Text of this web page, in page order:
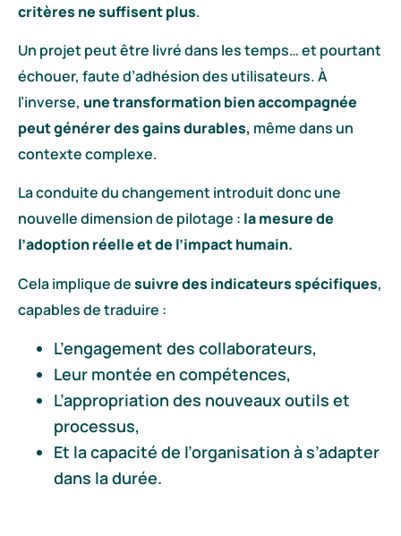
critères ne suffisent plus.
Un projet peut être livré dans les temps… et pourtant
échouer, faute d’adhésion des utilisateurs. À
l’inverse, une transformation bien accompagnée
peut générer des gains durables, même dans un
contexte complexe.
La conduite du changement introduit donc une
nouvelle dimension de pilotage : la mesure de
l’adoption réelle et de l’impact humain.
Cela implique desuivre des indicateurs spécifiques,
capables de traduire :
L’engagement des collaborateurs,
Leur montée en compétences,
L’appropriation des nouveaux outils et
processus,
Et la capacité de l’organisation à s’adapter
dans la durée.